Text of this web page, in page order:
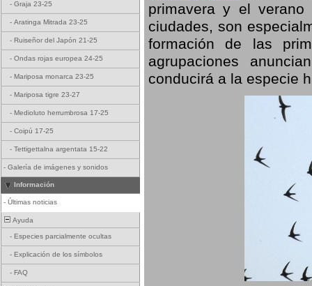
- Graja 23-25
- Aratinga Mitrada 23-25
- Ruiseñor del Japón 21-25
- Ondas rojas europea 24-25
- Mariposa monarca 23-25
- Mariposa tigre 23-27
- Medioluto herrumbrosa 17-25
- Coipú 17-25
- Tettigettalna argentata 15-22
- Galería de imágenes y sonidos
Información
- Últimas noticias
Ayuda
- Especies parcialmente ocultas
- Explicación de los símbolos
- FAQ
primavera y el
ciudades, son
formación de las
agrupaciones
conducirá a la especie